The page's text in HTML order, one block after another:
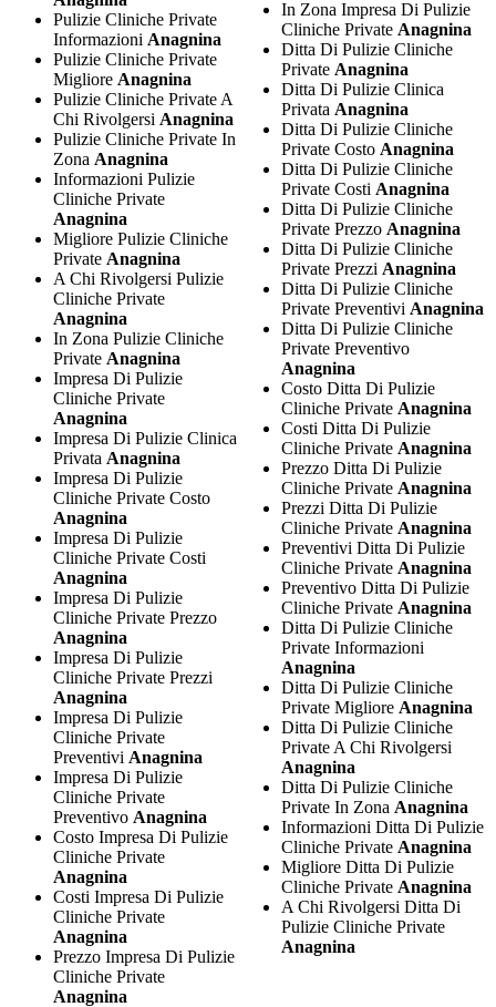
Pulizie Cliniche Private
Informazioni Anagnina
Pulizie Cliniche Private
Migliore Anagnina
Pulizie Cliniche Private A
Chi Rivolgersi Anagnina
Pulizie Cliniche Private In
Zona Anagnina
Informazioni Pulizie
Cliniche Private
Anagnina
Migliore Pulizie Cliniche
Private Anagnina
A Chi Rivolgersi Pulizie
Cliniche Private
Anagnina
In Zona Pulizie Cliniche
Private Anagnina
Impresa Di Pulizie
Cliniche Private
Anagnina
Impresa Di Pulizie Clinica
Privata Anagnina
Impresa Di Pulizie
Cliniche Private Costo
Anagnina
Impresa Di Pulizie
Cliniche Private Costi
Anagnina
Impresa Di Pulizie
Cliniche Private Prezzo
Anagnina
Impresa Di Pulizie
Cliniche Private Prezzi
Anagnina
Impresa Di Pulizie
Cliniche Private
Preventivi Anagnina
Impresa Di Pulizie
Cliniche Private
Preventivo Anagnina
Costo Impresa Di Pulizie
Cliniche Private
Anagnina
Costi Impresa Di Pulizie
Cliniche Private
Anagnina
Prezzo Impresa Di Pulizie
Cliniche Private
Anagnina
In Zona Impresa Di Pulizie
Cliniche Private Anagnina
Ditta Di Pulizie Cliniche
Private Anagnina
Ditta Di Pulizie Clinica
Privata Anagnina
Ditta Di Pulizie Cliniche
Private Costo Anagnina
Ditta Di Pulizie Cliniche
Private Costi Anagnina
Ditta Di Pulizie Cliniche
Private Prezzo Anagnina
Ditta Di Pulizie Cliniche
Private Prezzi Anagnina
Ditta Di Pulizie Cliniche
Private Preventivi Anagnina
Ditta Di Pulizie Cliniche
Private Preventivo
Anagnina
Costo Ditta Di Pulizie
Cliniche Private Anagnina
Costi Ditta Di Pulizie
Cliniche Private Anagnina
Prezzo Ditta Di Pulizie
Cliniche Private Anagnina
Prezzi Ditta Di Pulizie
Cliniche Private Anagnina
Preventivi Ditta Di Pulizie
Cliniche Private Anagnina
Preventivo Ditta Di Pulizie
Cliniche Private Anagnina
Ditta Di Pulizie Cliniche
Private Informazioni
Anagnina
Ditta Di Pulizie Cliniche
Private Migliore Anagnina
Ditta Di Pulizie Cliniche
Private A Chi Rivolgersi
Anagnina
Ditta Di Pulizie Cliniche
Private In Zona Anagnina
Informazioni Ditta Di Pulizie
Cliniche Private Anagnina
Migliore Ditta Di Pulizie
Cliniche Private Anagnina
A Chi Rivolgersi Ditta Di
Pulizie Cliniche Private
Anagnina